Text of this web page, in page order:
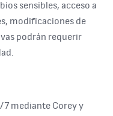
sensibles, acceso a
modificaciones de
podrán requerir
mediante Corey y